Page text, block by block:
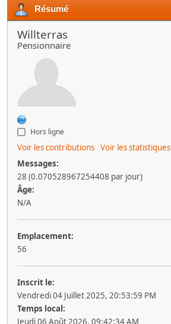
Résumé
Willterras
Pensionnaire
Hors ligne
Voir les contributions Voir les statistiques
Messages:
28 (0.070528967254408 par jour)
Âge:
N/A
Emplacement:
56
Inscrit le:
Vendredi 04 Juillet 2025, 20:53:59 PM
Temps local:
Jeudi 06 Août 2026, 09:42:34 AM